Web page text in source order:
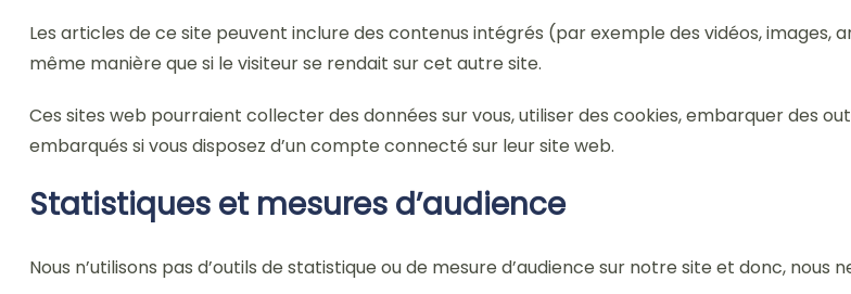
Les articles de ce site peuvent inclure des contenus intégrés (par exemple des vidéos, images,
même manière que si le visiteur se rendait sur cet autre site.
Ces sites web pourraient collecter des données sur vous, utiliser des cookies, embarquer des
embarqués si vous disposez d’un compte connecté sur leur site web.
Statistiques et mesures d’audience
Nous n’utilisons pas d’outils de statistique ou de mesure d’audience sur notre site et donc,